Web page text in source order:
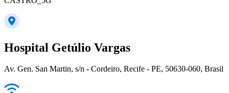
Hospital Getúlio Vargas
Av. Gen. San Martin, s/n - Cordeiro, Recife - PE, 50630-060, Brasil